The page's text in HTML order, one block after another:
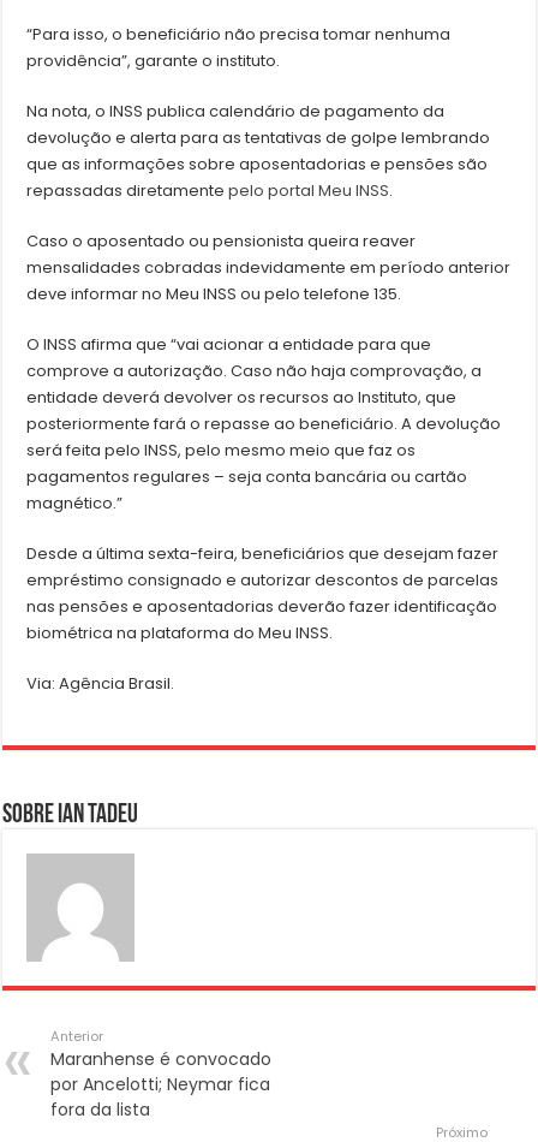
“Para isso, o beneficiário não precisa tomar nenhuma
providência”, garante o instituto.
Na nota, o INSS publica calendário de pagamento da
devolução e alerta para as tentativas de golpe lembrando
que as informações sobre aposentadorias e pensões são
repassadas diretamentepelo portal Meu INSS.
Caso o aposentado ou pensionista queira reaver
mensalidades cobradas indevidamente em período anterior
deve informar no Meu INSS ou pelo telefone 135.
O INSS afirma que “vai acionar a entidade para que
comprove a autorização. Caso não haja comprovação, a
entidade deverá devolver os recursos ao Instituto, que
posteriormente fará o repasse ao beneficiário. A devolução
será feita pelo INSS, pelo mesmo meio que faz os
pagamentos regulares – seja conta bancária ou cartão
magnético.”
Desde a última sexta-feira, beneficiários que desejam fazer
empréstimo consignado e autorizar descontos de parcelas
nas pensões e aposentadorias deverão fazer identificação
biométrica na plataforma do Meu INSS.
Via: Agência Brasil.
Sobre Ian Tadeu
Anterior
Maranhense é convocado
por Ancelotti; Neymar fica
fora da lista
Próximo